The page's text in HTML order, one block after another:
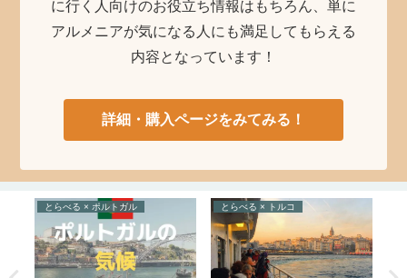
に行く人向けのお役立ち情報はもちろん、単に
アルメニアが気になる人にも満足してもらえる
内容となっています！
詳細・購入ページをみてみる！
とらべる × ポルトガル とらべる × トルコ